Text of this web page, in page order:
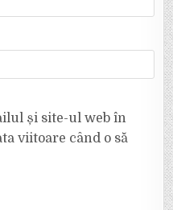
și site-ul web în
viitoare când o să